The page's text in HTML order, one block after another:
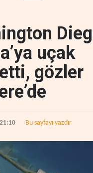
uçak
gözler
Bu sayfayı yazdır